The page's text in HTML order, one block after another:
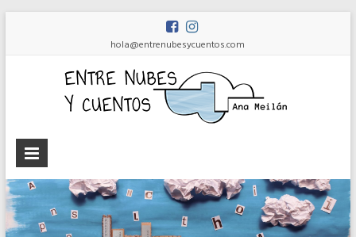
hola@entrenubesycuentos.com
Ana
Meilán